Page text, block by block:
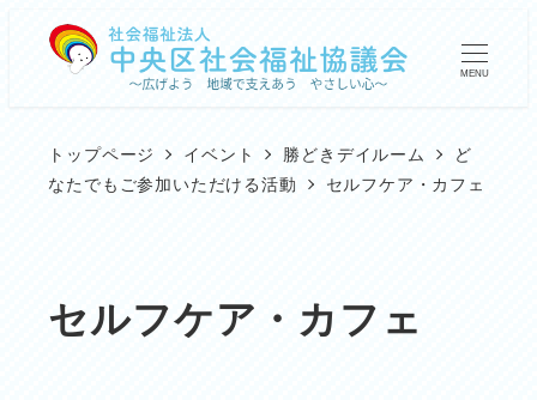
MENU
トップページ イベント 勝どきデイルーム
ど
なたでもご参加いただける活動
セルフケア・カフェ
セルフケア・カフェ